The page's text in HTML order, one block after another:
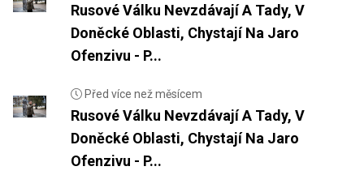
Rusové Válku Nevzdávají A Tady, V
Doněcké Oblasti, Chystají Na Jaro
Ofenzivu - P...
Před více než měsícem
Rusové Válku Nevzdávají A Tady, V
Doněcké Oblasti, Chystají Na Jaro
Ofenzivu - P...